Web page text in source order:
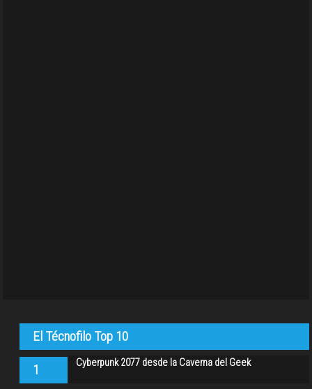
El Técnofilo Top 10
1 Cyberpunk 2077 desde la Caverna del Geek